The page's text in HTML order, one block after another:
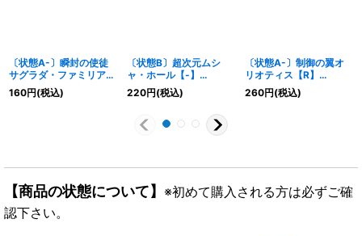
〔状態A-〕瞬封の使徒
サグラダ・ファミリア
【U】{DMX22-
a25/59}《光》
160円(税込)
〔状態B〕超次元ムシ
ャ・ホール【-】
{DMC655/15}《火》
220円(税込)
〔状態A-〕制御の翼オ
リオティス【R】
{DMX2615/54}《光》
260円(税込)
【商品の状態について】 ※初めて購入される方は必ずご確
認下さい。